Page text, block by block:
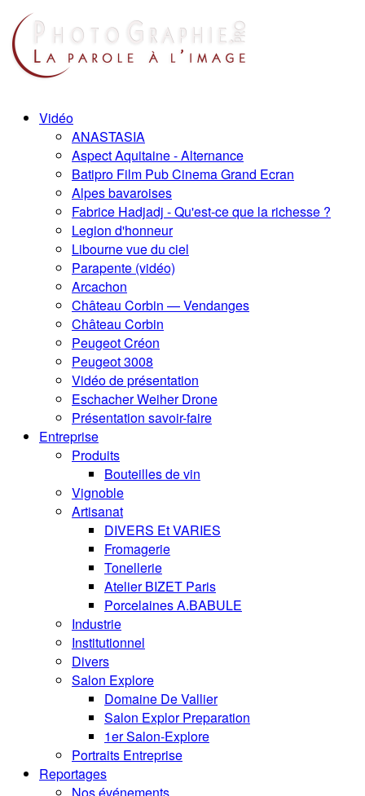
Vidéo
ANASTASIA
Aspect Aquitaine - Alternance
Batipro Film Pub Cinema Grand Ecran
Alpes bavaroises
Fabrice Hadjadj - Qu'est-ce que la richesse ?
Legion d'honneur
Libourne vue du ciel
Parapente (vidéo)
Arcachon
Château Corbin — Vendanges
Château Corbin
Peugeot Créon
Peugeot 3008
Vidéo de présentation
Eschacher Weiher Drone
Présentation savoir-faire
Entreprise
Produits
Bouteilles de vin
Vignoble
Artisanat
DIVERS Et VARIES
Fromagerie
Tonellerie
Atelier BIZET Paris
Porcelaines A.BABULE
Industrie
Institutionnel
Divers
Salon Explore
Domaine De Vallier
Salon Explor Preparation
1er Salon-Explore
Portraits Entreprise
Reportages